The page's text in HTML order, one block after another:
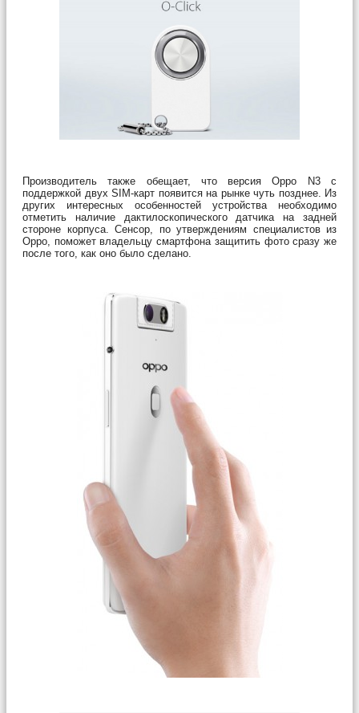
Производитель также обещает, что версия Oppo N3 с
поддержкой двух SIM-карт появится на рынке чуть позднее. Из
других интересных особенностей устройства необходимо
отметить наличие дактилоскопического датчика на задней
стороне корпуса. Сенсор, по утверждениям специалистов из
Oppo, поможет владельцу смартфона защитить фото сразу же
после того, как оно было сделано.